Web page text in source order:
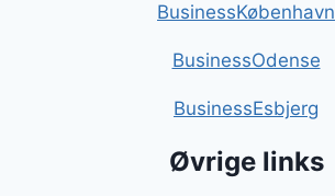
BusinessKøbenhavn
BusinessOdense
BusinessEsbjerg
Øvrige links